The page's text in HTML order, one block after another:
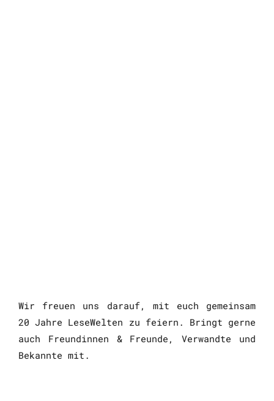
Wir freuen uns darauf, mit euch gemeinsam
20 Jahre LeseWelten zu feiern. Bringt gerne
auch Freundinnen & Freunde, Verwandte und
Bekannte mit.